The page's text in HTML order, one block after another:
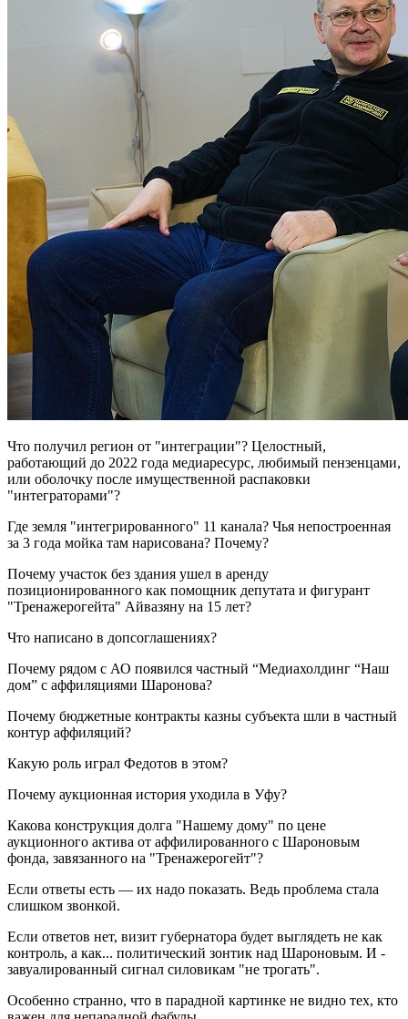
Что получил регион от "интеграции"? Целостный,
работающий до 2022 года медиаресурс, любимый пензенцами,
или оболочку после имущественной распаковки
"интеграторами"?
Где земля "интегрированного" 11 канала? Чья непостроенная
за 3 года мойка там нарисована? Почему?
Почему участок без здания ушел в аренду
позиционированного как помощник депутата и фигурант
"Тренажерогейта" Айвазяну на 15 лет?
Что написано в допсоглашениях?
Почему рядом с АО появился частный “Медиахолдинг “Наш
дом” с аффиляциями Шаронова?
Почему бюджетные контракты казны субъекта шли в частный
контур аффиляций?
Какую роль играл Федотов в этом?
Почему аукционная история уходила в Уфу?
Какова конструкция долга "Нашему дому" по цене
аукционного актива от аффилированного с Шароновым
фонда, завязанного на "Тренажерогейт"?
Если ответы есть — их надо показать. Ведь проблема стала
слишком звонкой.
Если ответов нет, визит губернатора будет выглядеть не как
контроль, а как... политический зонтик над Шароновым. И -
завуалированный сигнал силовикам "не трогать".
Особенно странно, что в парадной картинке не видно тех, кто